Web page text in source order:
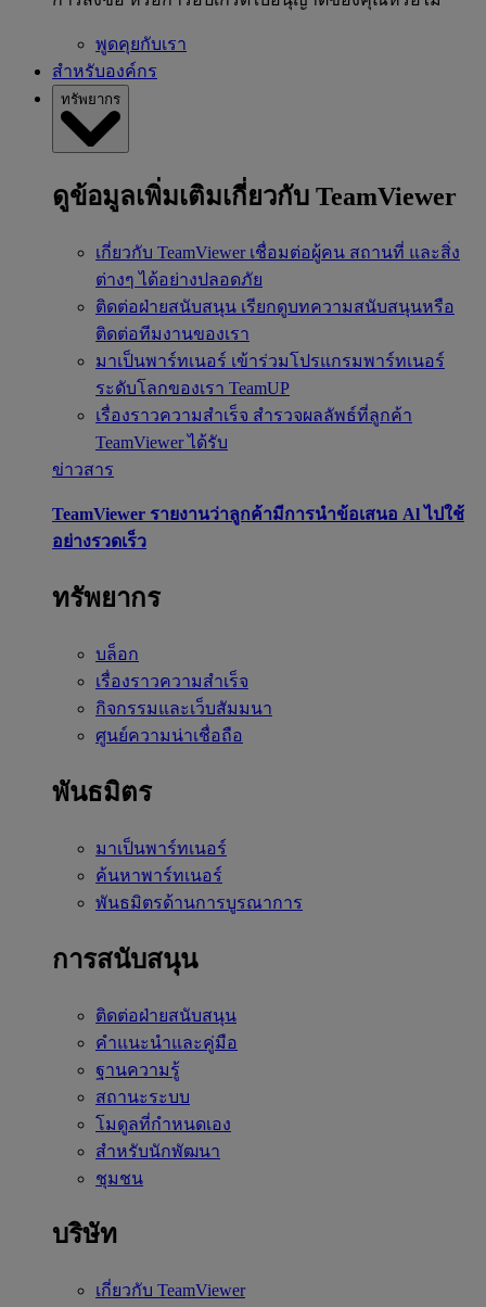
พูดคุยกับเรา
สำหรับองค์กร
ทรัพยากร
ดูข้อมูลเพิ่มเติมเกี่ยวกับ TeamViewer
เกี่ยวกับ TeamViewer เชื่อมต่อผู้คน สถานที่ และสิ่ง
ต่างๆ ได้อย่างปลอดภัย
ติดต่อฝ่ายสนับสนุน เรียกดูบทความสนับสนุนหรือ
ติดต่อทีมงานของเรา
มาเป็นพาร์ทเนอร์ เข้าร่วมโปรแกรมพาร์ทเนอร์
ระดับโลกของเรา TeamUP
เรื่องราวความสำเร็จ สำรวจผลลัพธ์ที่ลูกค้า
TeamViewer ได้รับ
ข่าวสาร
TeamViewer รายงานว่าลูกค้ามีการนำข้อเสนอ Al ไปใช้
อย่างรวดเร็ว
ทรัพยากร
บล็อก
เรื่องราวความสำเร็จ
กิจกรรมและเว็บสัมมนา
ศูนย์ความน่าเชื่อถือ
พันธมิตร
มาเป็นพาร์ทเนอร์
ค้นหาพาร์ทเนอร์
พันธมิตรด้านการบูรณาการ
การสนับสนุน
ติดต่อฝ่ายสนับสนุน
คำแนะนำและคู่มือ
ฐานความรู้
สถานะระบบ
โมดูลที่กำหนดเอง
สำหรับนักพัฒนา
ชุมชน
บริษัท
เกี่ยวกับ TeamViewer